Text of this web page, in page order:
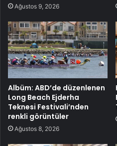
Ağustos 9, 2026
Albüm: ABD’de düzenlenen
Long Beach Ejderha
Teknesi Festivali’nden
renkli görüntüler
Ağustos 8, 2026